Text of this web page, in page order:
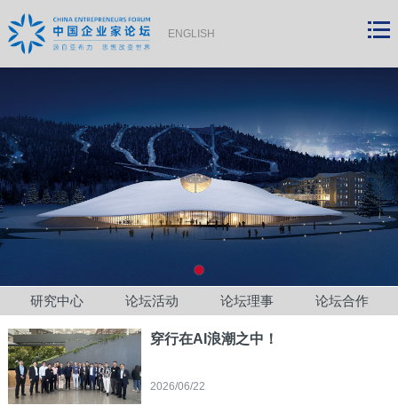
ENGLISH
研究中心 论坛活动 论坛理事 论坛合作
穿行在AI浪潮之中！
2026/06/22